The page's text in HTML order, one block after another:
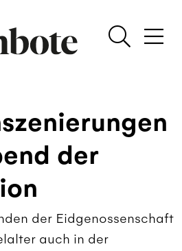
der
der Eidgenossenschaft
auch in der